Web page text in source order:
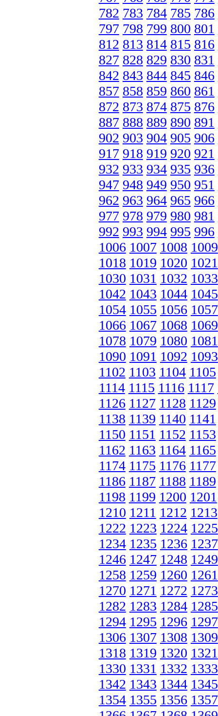
782 783 784 785 786
797 798 799 800 801
812 813 814 815 816
827 828 829 830 831
842 843 844 845 846
857 858 859 860 861
872 873 874 875 876
887 888 889 890 891
902 903 904 905 906
917 918 919 920 921
932 933 934 935 936
947 948 949 950 951
962 963 964 965 966
977 978 979 980 981
992 993 994 995 996
1006 1007 1008 1009
1018 1019 1020 1021
1030 1031 1032 1033
1042 1043 1044 1045
1054 1055 1056 1057
1066 1067 1068 1069
1078 1079 1080 1081
1090 1091 1092 1093
1102 1103 1104 1105
1114 1115 1116 1117
1126 1127 1128 1129
1138 1139 1140 1141
1150 1151 1152 1153
1162 1163 1164 1165
1174 1175 1176 1177
1186 1187 1188 1189
1198 1199 1200 1201
1210 1211 1212 1213
1222 1223 1224 1225
1234 1235 1236 1237
1246 1247 1248 1249
1258 1259 1260 1261
1270 1271 1272 1273
1282 1283 1284 1285
1294 1295 1296 1297
1306 1307 1308 1309
1318 1319 1320 1321
1330 1331 1332 1333
1342 1343 1344 1345
1354 1355 1356 1357